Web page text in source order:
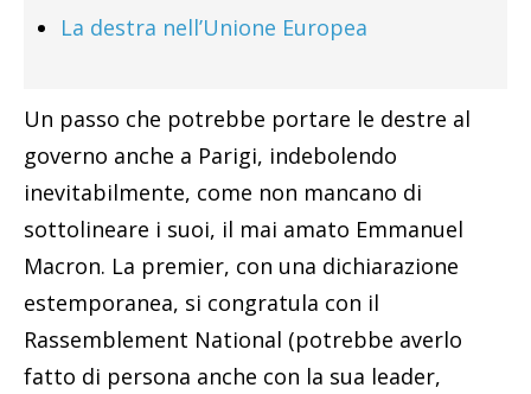
La destra nell’Unione Europea
Un passo che potrebbe portare le destre al
governo anche a Parigi, indebolendo
inevitabilmente, come non mancano di
sottolineare i suoi, il mai amato Emmanuel
Macron. La premier, con una dichiarazione
estemporanea, si congratula con il
Rassemblement National (potrebbe averlo
fatto di persona anche con la sua leader,